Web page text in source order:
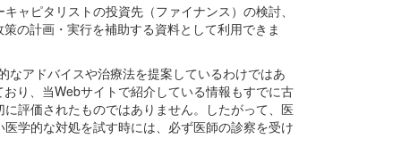
ャピタリストの投資先（ファイナンス）の検討、
の計画・実行を補助する資料として利用できま
アドバイスや治療法を提案しているわけではあ
り、当Webサイトで紹介している情報もすでに古
評価されたものではありません。したがって、医
学的な対処を試す時には、必ず医師の診察を受け